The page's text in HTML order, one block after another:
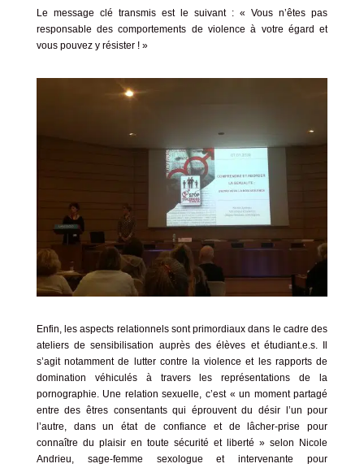
Le message clé transmis est le suivant : « Vous n’êtes pas
responsable des comportements de violence à votre égard et
vous pouvez y résister ! »
Enfin, les aspects relationnels sont primordiaux dans le cadre des
ateliers de sensibilisation auprès des élèves et étudiant.e.s. Il
s’agit notamment de lutter contre la violence et les rapports de
domination véhiculés à travers les représentations de la
pornographie. Une relation sexuelle, c’est « un moment partagé
entre des êtres consentants qui éprouvent du désir l’un pour
l’autre, dans un état de confiance et de lâcher-prise pour
connaître du plaisir en toute sécurité et liberté » selon Nicole
Andrieu, sage-femme sexologue et intervenante pour